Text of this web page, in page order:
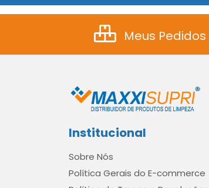
Meus Pedidos
Institucional
Sobre Nós
Política Gerais do E-commerce